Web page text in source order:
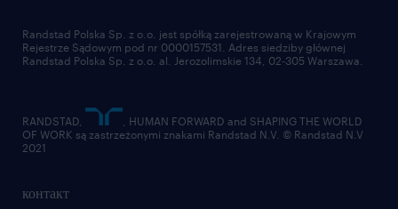
контакт
Randstad Polska Sp. z o.o. jest spółką zarejestrowaną w Krajowym
Rejestrze Sądowym pod nr 0000157531. Adres siedziby głównej
Randstad Polska Sp. z o.o. al. Jerozolimskie 134, 02-305 Warszawa.
RANDSTAD,
, HUMAN FORWARD and SHAPING THE WORLD
OF WORK są zastrzeżonymi znakami Randstad N.V. © Randstad N.V
2021